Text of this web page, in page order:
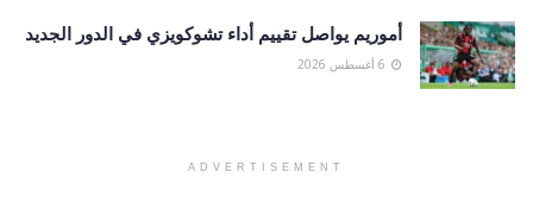
أموريم يواصل تقييم أداء تشوكويزي في الدور الجديد
ADVERTISEMENT